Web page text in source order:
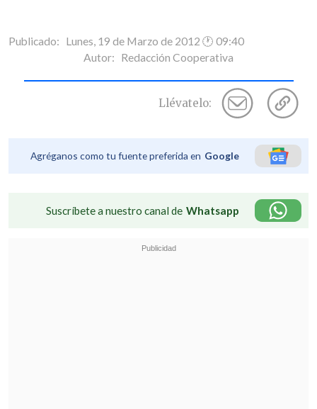
Publicado: Lunes, 19 de Marzo de 2012 🕐 09:40
Autor: Redacción Cooperativa
Llévatelo:
Agréganos como tu fuente preferida en Google
Suscríbete a nuestro canal de Whatsapp